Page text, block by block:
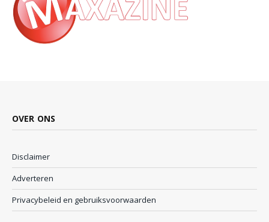
OVER ONS
Disclaimer
Adverteren
Privacybeleid en gebruiksvoorwaarden